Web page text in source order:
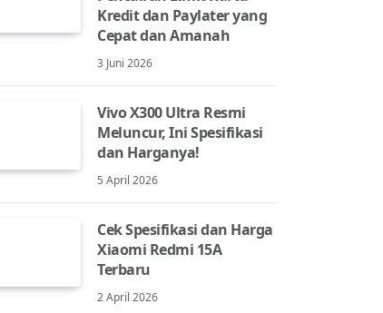
Kredit dan Paylater yang
Cepat dan Amanah
3 Juni 2026
Vivo X300 Ultra Resmi
Meluncur, Ini Spesifikasi
dan Harganya!
5 April 2026
Cek Spesifikasi dan Harga
Xiaomi Redmi 15A
Terbaru
2 April 2026